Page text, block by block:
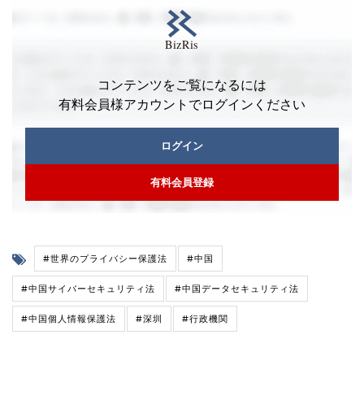
コンテンツをご覧になるには
有料会員様アカウントでログインください
ログイン
有料会員登録
#世界のプライバシー保護法 #中国
#中国サイバーセキュリティ法 #中国データセキュリティ法
#中国個人情報保護法 #深圳 #行政機関